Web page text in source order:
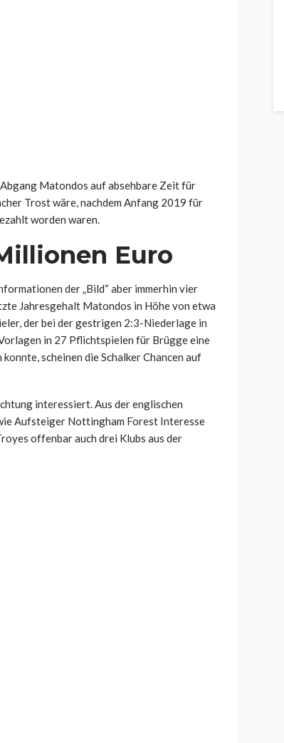
Matondos auf absehbare Zeit für
Trost wäre, nachdem Anfang 2019 für
worden waren.
Euro
der „Bild“ aber immerhin vier
Jahresgehalt Matondos in Höhe von etwa
der bei der gestrigen 2:3-Niederlage in
in 27 Pflichtspielen für Brügge eine
scheinen die Schalker Chancen auf
interessiert. Aus der englischen
Aufsteiger Nottingham Forest Interesse
offenbar auch drei Klubs aus der